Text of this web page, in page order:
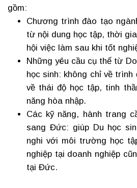
gồm:
Chương trình đào tạo
từ nội dung học tập, thời
hội việc làm sau khi tốt
Những yêu cầu cụ thể từ
học sinh: không chỉ về
về thái độ học tập, tinh
năng hòa nhập.
Các kỹ năng, hành trang
sang Đức: giúp Du học
nghi với môi trường học
nghiệp tại doanh nghiệp
tại Đức.